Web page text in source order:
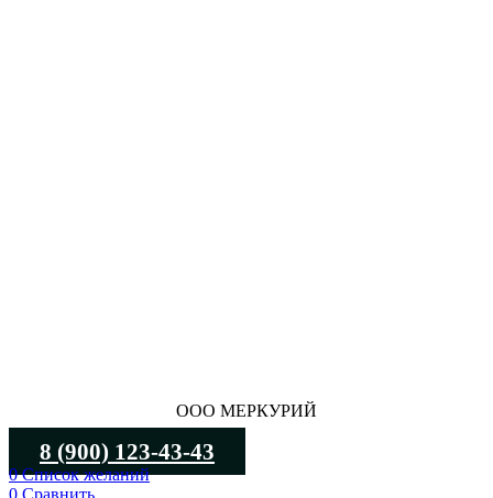
ООО МЕРКУРИЙ
8 (900) 123-43-43
0Список желаний